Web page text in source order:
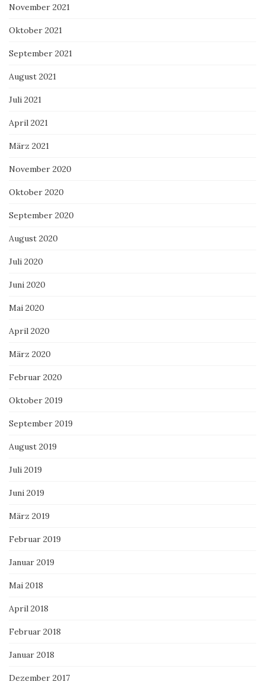
November 2021
Oktober 2021
September 2021
August 2021
Juli 2021
April 2021
März 2021
November 2020
Oktober 2020
September 2020
August 2020
Juli 2020
Juni 2020
Mai 2020
April 2020
März 2020
Februar 2020
Oktober 2019
September 2019
August 2019
Juli 2019
Juni 2019
März 2019
Februar 2019
Januar 2019
Mai 2018
April 2018
Februar 2018
Januar 2018
Dezember 2017